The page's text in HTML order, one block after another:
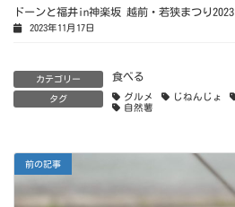
ドーンと福井in神楽坂 越前・若狭まつり2023
2023年11月17日
カテゴリー 食べる
タグ グルメ じねんじょ
自然薯
前の記事